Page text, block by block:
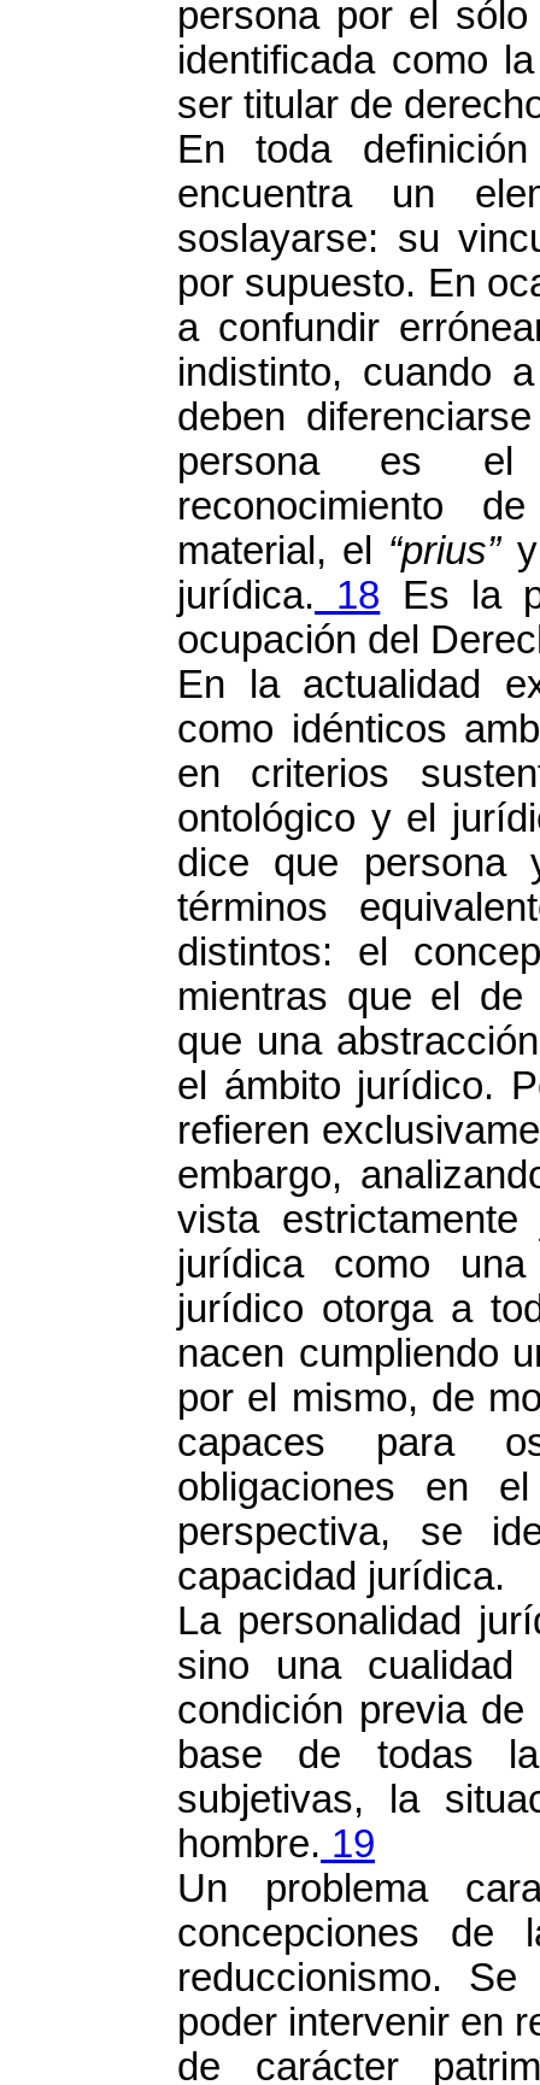
persona por el
identificada como
ser titular de
En toda
encuentra un
soslayarse: su
por supuesto. En
a confundir
indistinto, cuando
deben
persona es el
reconocimiento
material, el “prius”
jurídica. 18 Es la
ocupación del
En la actualidad
como idénticos
en criterios
ontológico y el
dice que persona
términos
distintos: el
mientras que el
que una
el ámbito jurídico.
refieren
embargo,
vista
jurídica como
jurídico otorga a
nacen cumpliendo
por el mismo, de
capaces para
obligaciones en
perspectiva, se
capacidad jurídica.
La personalidad
sino una cualidad
condición previa
base de todas
subjetivas, la
hombre. 19
Un problema
concepciones de
reduccionismo.
poder intervenir en
de carácter